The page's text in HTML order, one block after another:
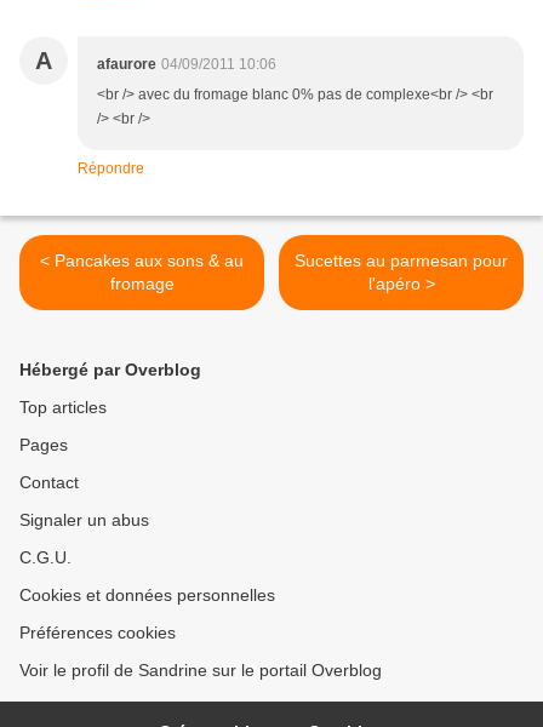
A afaurore 04/09/2011 10:06
<br /> avec du fromage blanc 0% pas de complexe<br /> <br
/> <br />
Répondre
< Pancakes aux sons & au
fromage
Sucettes au parmesan pour
l'apéro >
Hébergé par Overblog
Top articles
Pages
Contact
Signaler un abus
C.G.U.
Cookies et données personnelles
Préférences cookies
Voir le profil de Sandrine sur le portail Overblog